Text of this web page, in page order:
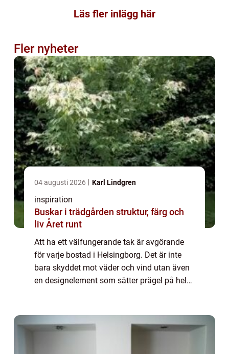
Läs fler inlägg här
Fler nyheter
04 augusti 2026 Karl Lindgren
inspiration
Buskar i trädgården struktur, färg och
liv Året runt
Att ha ett välfungerande tak är avgörande
för varje bostad i Helsingborg. Det är inte
bara skyddet mot väder och vind utan även
en designelement som sätter prägel på hela